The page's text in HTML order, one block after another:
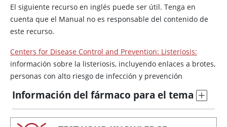
El siguiente recurso en inglés puede ser útil. Tenga en
cuenta que el Manual no es responsable del contenido de
este recurso.
Centers for Disease Control and Prevention: Listeriosis:
información sobre la listeriosis, incluyendo enlaces a brotes,
personas con alto riesgo de infección y prevención
Información del fármaco para el tema